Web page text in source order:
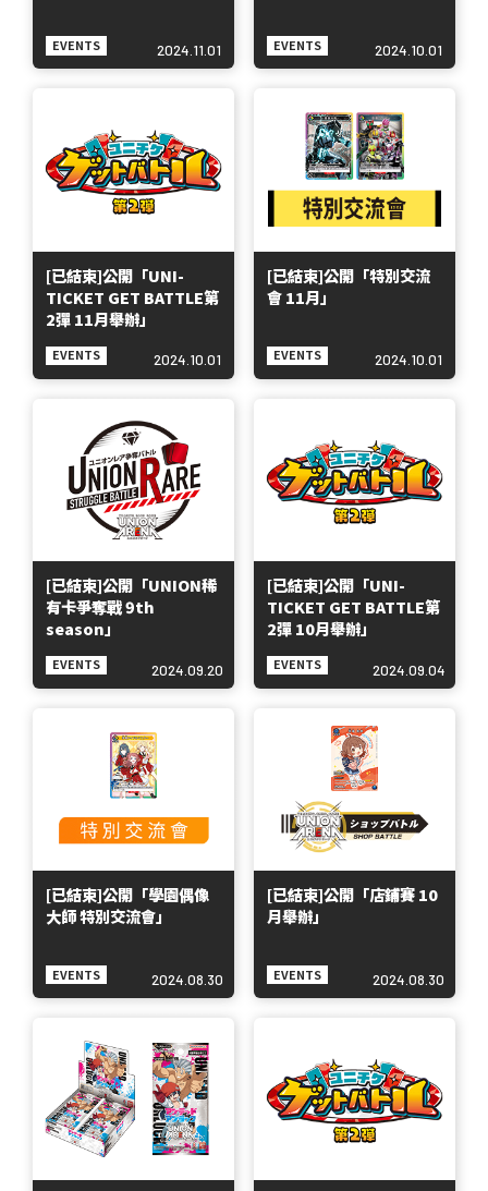
EVENTS 2024.11.01 EVENTS 2024.10.01
[已結束]公開「UNI-
TICKET GET BATTLE第
2彈 11月舉辦」
EVENTS 2024.10.01
[已結束]公開「特別交流
會 11月」
EVENTS 2024.10.01
[已結束]公開「UNION稀
有卡爭奪戰 9th
season」
EVENTS 2024.09.20
[已結束]公開「UNI-
TICKET GET BATTLE第
2彈 10月舉辦」
EVENTS 2024.09.04
[已結束]公開「學園偶像
大師 特別交流會」
EVENTS 2024.08.30
[已結束]公開「店鋪賽 10
月舉辦」
EVENTS 2024.08.30